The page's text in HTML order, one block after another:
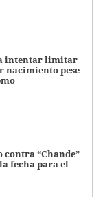
intentar limitar
nacimiento pese
“Chande”
fecha para el